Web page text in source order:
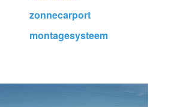
zonnecarport
montagesysteem